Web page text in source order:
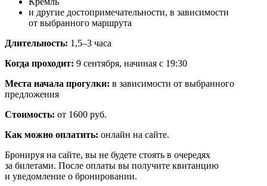
и другие достопримечательности, в зависимости
от выбранного маршрута
Длительность: 1,5–3 часа
Когда проходит: 9 сентября, начиная с 19:30
Места начала прогулки: в зависимости от выбранного
предложения
Стоимость: от 1600 руб.
Как можно оплатить: онлайн на сайте.
Бронируя на сайте, вы не будете стоять в очередях
за билетами. После оплаты вы получите квитанцию
и уведомление о бронировании.